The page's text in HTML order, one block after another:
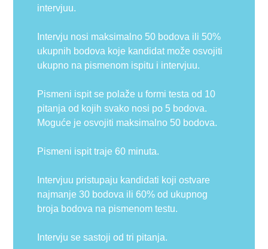
intervjuu.
Intervju nosi maksimalno 50 bodova ili 50%
ukupnih bodova koje kandidat može osvojiti
ukupno na pismenom ispitu i intervjuu.
Pismeni ispit se polaže u formi testa od 10
pitanja od kojih svako nosi po 5 bodova.
Moguće je osvojiti maksimalno 50 bodova.
Pismeni ispit traje 60 minuta.
Intervjuu pristupaju kandidati koji ostvare
najmanje 30 bodova ili 60% od ukupnog
broja bodova na pismenom testu.
Intervju se sastoji od tri pitanja.